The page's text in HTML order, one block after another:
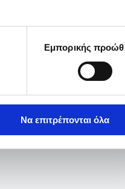
Εμπορικής
Να επιτρέπονται όλα